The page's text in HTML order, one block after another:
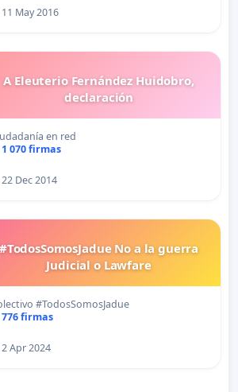
11 May 2016
A Eleuterio Fernández Huidobro,
declaración
en red
1 070 firmas
22 Dec 2014
#TodosSomosJadue No a la guerra
Judicial o Lawfare
#TodosSomosJadue
776 firmas
2 Apr 2024